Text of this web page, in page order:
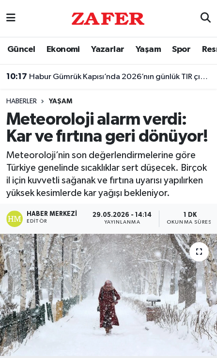
Güncel Ekonomi Yazarlar Yaşam Spor
10:17 Habur Gümrük Kapısı’nda 2026’nın günlük TIR çıkış rekoru kırıldı
HABERLER YAŞAM
Meteoroloji alarm verdi:
Kar ve fırtına geri dönüyor!
Meteoroloji’nin son değerlendirmelerine göre
Türkiye genelinde sıcaklıklar sert düşecek. Birçok
il için kuvvetli sağanak ve fırtına uyarısı yapılırken
yüksek kesimlerde kar yağışı bekleniyor.
HABER MERKEZI
EDITÖR
29.05.2026 - 14:14
YAYINLANMA
1 DK
OKUNMA SÜRESI
Nöbetçi Eczaneler
Trafik Durumu
Süper Lig Puan Durumu ve Fikstür
Tüm Manşetler
Son Dakika Haberleri
Haber Arşivi